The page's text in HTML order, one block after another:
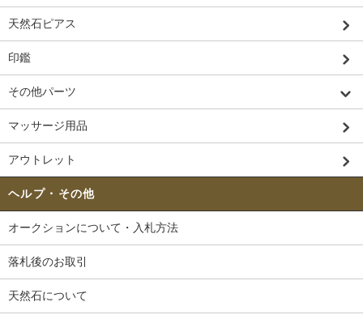
天然石ピアス
印鑑
その他パーツ
マッサージ用品
アウトレット
ヘルプ・その他
オークションについて・入札方法
落札後のお取引
天然石について